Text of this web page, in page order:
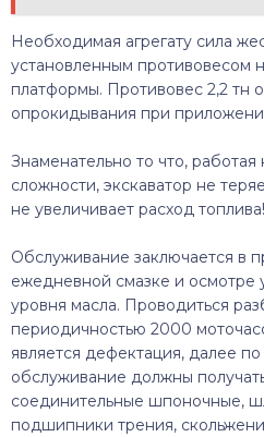
Необходимая агрегату сила
установленным противовесом
платформы. Противовес 2,2 тн
опрокидывания при
Знаменательно то что, работая
сложности, экскаватор не
не увеличивает расход топлива!
Обслуживание заключается в
ежедневной смазке и осмотре
уровня масла. Проводиться
периодичностью 2000
является дефектация, далее
обслуживание должны
соединительные шпоночные,
подшипники трения,